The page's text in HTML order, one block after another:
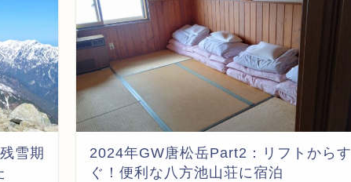
雪期
2024年GW唐松岳Part2：リフトからす
ぐ！便利な八方池山荘に宿泊